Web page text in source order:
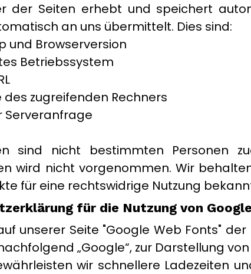
der Seiten erhebt und speichert
an uns übermittelt. Dies sind:
und Browserversion
Betriebssystem
des zugreifenden Rechners
Serveranfrage
sind nicht bestimmten Personen
wird nicht vorgenommen. Wir
für eine rechtswidrige Nutzung
für die Nutzung von
unserer Seite "Google Web Fonts"
„Google“, zur Darstellung
wir schnellere Ladezeiten